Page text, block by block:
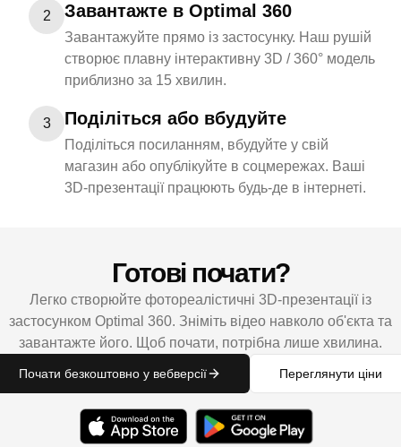
2 Завантажте в Optimal 360
Завантажуйте прямо із застосунку. Наш рушій
створює плавну інтерактивну 3D / 360° модель
приблизно за 15 хвилин.
3 Поділіться або вбудуйте
Поділіться посиланням, вбудуйте у свій
магазин або опублікуйте в соцмережах. Ваші
3D-презентації працюють будь-де в інтернеті.
Готові почати?
Легко створюйте фотореалістичні 3D-презентації із
застосунком Optimal 360. Зніміть відео навколо об'єкта та
завантажте його. Щоб почати, потрібна лише хвилина.
Почати безкоштовно у вебверсії Переглянути ціни